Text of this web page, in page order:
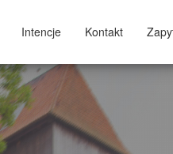
Intencje Kontakt